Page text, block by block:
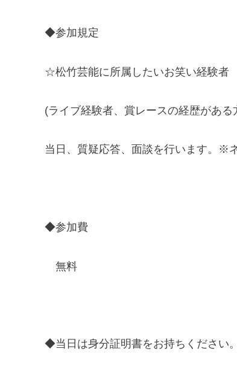
◆参加規定
☆松竹芸能に所属したいお笑い経験者
(ライブ経験者、賞レースの経歴があ
当日、質疑応答、面談を行います。※
◆参加費
無料
◆当日は身分証明書をお持ちください。